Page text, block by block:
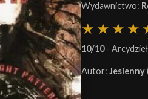
Wydawnictwo:
10/10-
Autor: Jesienny